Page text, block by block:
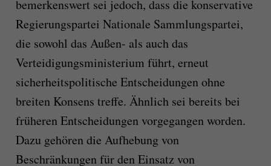
bemerkenswert sei jedoch, dass die konservative
Regierungspartei Nationale Sammlungspartei,
die sowohl das Außen- als auch das
Verteidigungsministerium führt, erneut
sicherheitspolitische Entscheidungen ohne
breiten Konsens treffe. Ähnlich sei bereits bei
früheren Entscheidungen vorgegangen worden.
Dazu gehören die Aufhebung von
Beschränkungen für den Einsatz von